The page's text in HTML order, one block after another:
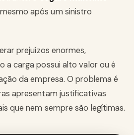
mesmo após um sinistro
prejuízos enormes,
a carga possui alto valor ou é
da empresa. O problema é
apresentam justificativas
que nem sempre são legítimas.